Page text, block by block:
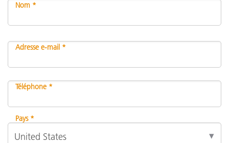
Nom *
Adresse e-mail *
Téléphone *
Pays *